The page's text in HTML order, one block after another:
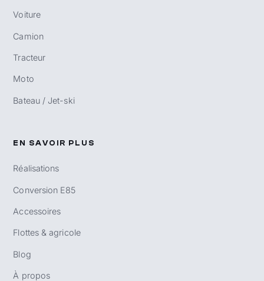
Voiture
Camion
Tracteur
Moto
Bateau / Jet-ski
EN SAVOIR PLUS
Réalisations
Conversion E85
Accessoires
Flottes & agricole
Blog
À propos